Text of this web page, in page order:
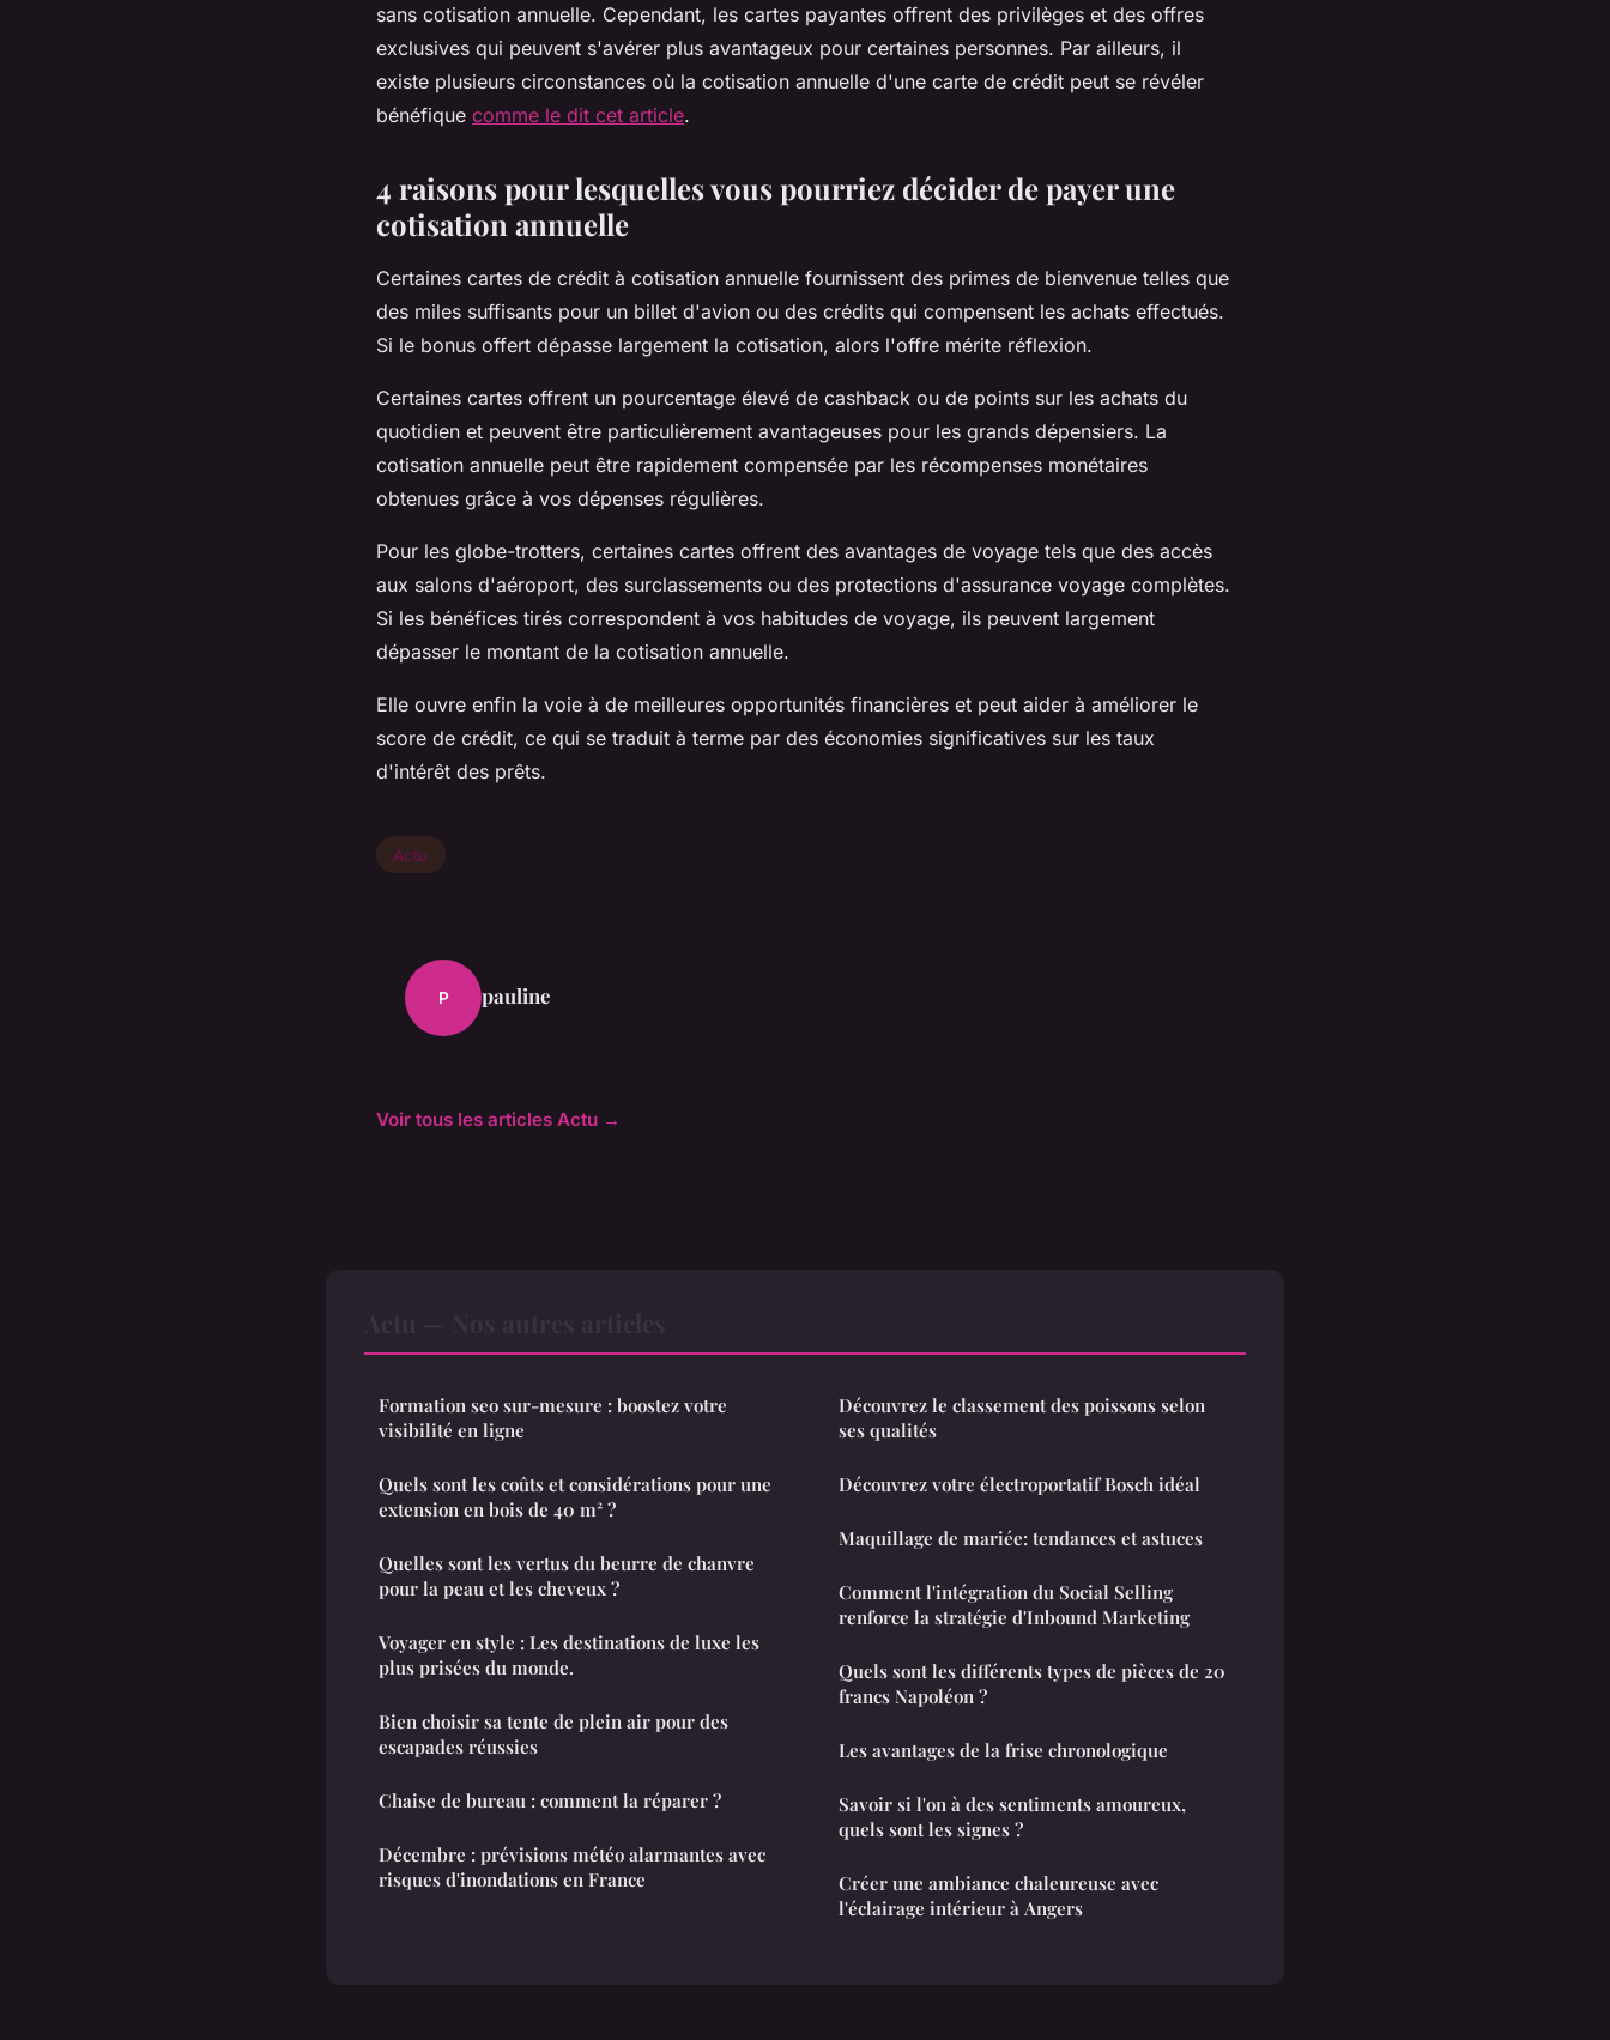
sans cotisation annuelle. Cependant, les cartes payantes offrent des privilèges et des offres
exclusives qui peuvent s'avérer plus avantageux pour certaines personnes. Par ailleurs, il
existe plusieurs circonstances où la cotisation annuelle d'une carte de crédit peut se révéler
bénéfique comme le dit cet article.
4 raisons pour lesquelles vous pourriez décider de payer une
cotisation annuelle
Certaines cartes de crédit à cotisation annuelle fournissent des primes de bienvenue telles que
des miles suffisants pour un billet d'avion ou des crédits qui compensent les achats effectués.
Si le bonus offert dépasse largement la cotisation, alors l'offre mérite réflexion.
Certaines cartes offrent un pourcentage élevé de cashback ou de points sur les achats du
quotidien et peuvent être particulièrement avantageuses pour les grands dépensiers. La
cotisation annuelle peut être rapidement compensée par les récompenses monétaires
obtenues grâce à vos dépenses régulières.
Pour les globe-trotters, certaines cartes offrent des avantages de voyage tels que des accès
aux salons d'aéroport, des surclassements ou des protections d'assurance voyage complètes.
Si les bénéfices tirés correspondent à vos habitudes de voyage, ils peuvent largement
dépasser le montant de la cotisation annuelle.
Elle ouvre enfin la voie à de meilleures opportunités financières et peut aider à améliorer le
score de crédit, ce qui se traduit à terme par des économies significatives sur les taux
d'intérêt des prêts.
Actu
P pauline
Voir tous les articles Actu →
Formation seo sur-mesure : boostez votre
visibilité en ligne
Quels sont les coûts et considérations pour une
extension en bois de 40 m² ?
Quelles sont les vertus du beurre de chanvre
pour la peau et les cheveux ?
Voyager en style : Les destinations de luxe les
plus prisées du monde.
Bien choisir sa tente de plein air pour des
escapades réussies
Chaise de bureau : comment la réparer ?
Décembre : prévisions météo alarmantes avec
risques d'inondations en France
Découvrez le classement des poissons selon
ses qualités
Découvrez votre électroportatif Bosch idéal
Maquillage de mariée: tendances et astuces
Comment l'intégration du Social Selling
renforce la stratégie d'Inbound Marketing
Quels sont les différents types de pièces de 20
francs Napoléon ?
Les avantages de la frise chronologique
Savoir si l'on à des sentiments amoureux,
quels sont les signes ?
Créer une ambiance chaleureuse avec
l'éclairage intérieur à Angers